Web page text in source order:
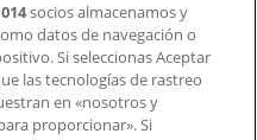
mapa
en la web o en la
socios almacenamos y
datos de navegación o
Si seleccionas Aceptar
las tecnologías de rastreo
en «nosotros y
proporcionar». Si